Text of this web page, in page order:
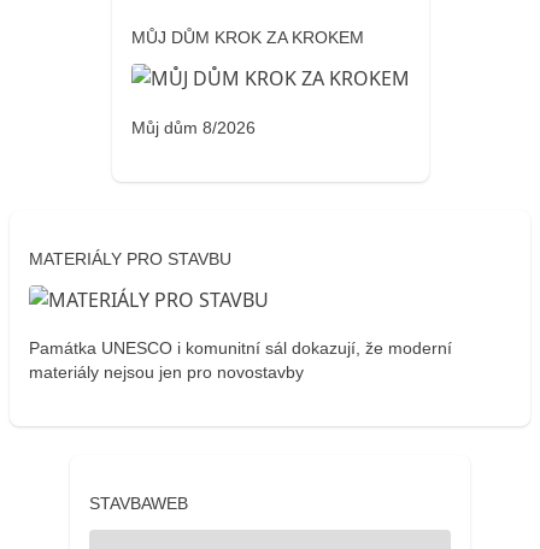
MŮJ DŮM KROK ZA KROKEM
Můj dům 8/2026
MATERIÁLY PRO STAVBU
Památka UNESCO i komunitní sál dokazují, že moderní
materiály nejsou jen pro novostavby
STAVBAWEB